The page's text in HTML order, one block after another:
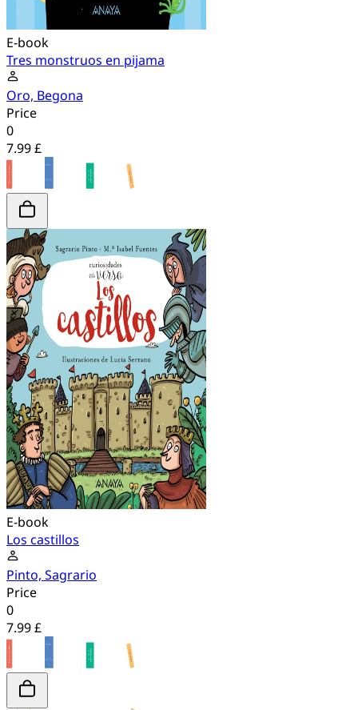
E-book
Tres monstruos en pijama
Oro, Begona
Price
0
7.99 £
E-book
Los castillos
Pinto, Sagrario
Price
0
7.99 £